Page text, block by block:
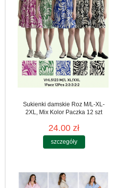
Sukienki damskie Roz M/L-XL-
2XL, Mix Kolor Paczka 12 szt
24.00 zł
szczegóły